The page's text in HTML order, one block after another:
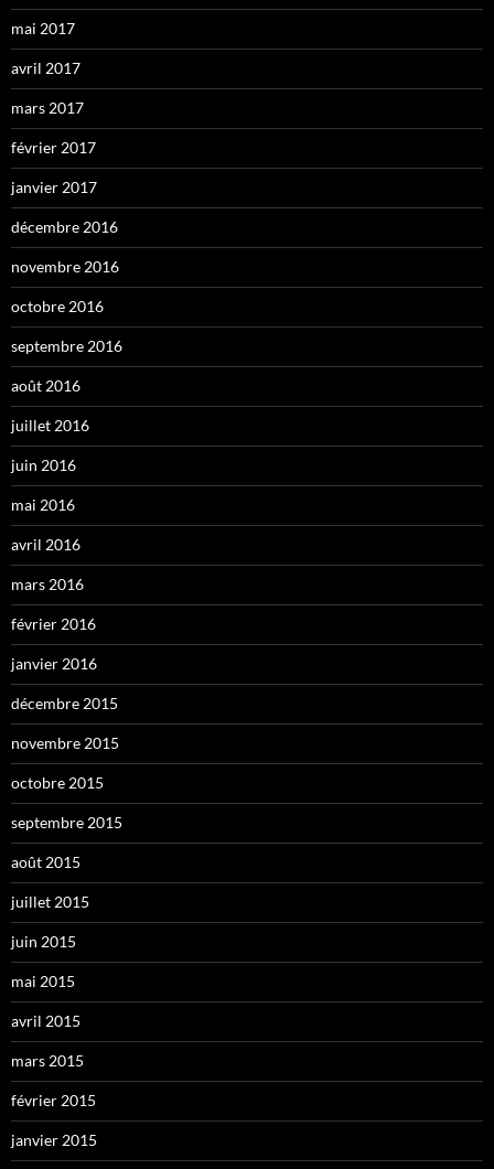
mai 2017
avril 2017
mars 2017
février 2017
janvier 2017
décembre 2016
novembre 2016
octobre 2016
septembre 2016
août 2016
juillet 2016
juin 2016
mai 2016
avril 2016
mars 2016
février 2016
janvier 2016
décembre 2015
novembre 2015
octobre 2015
septembre 2015
août 2015
juillet 2015
juin 2015
mai 2015
avril 2015
mars 2015
février 2015
janvier 2015